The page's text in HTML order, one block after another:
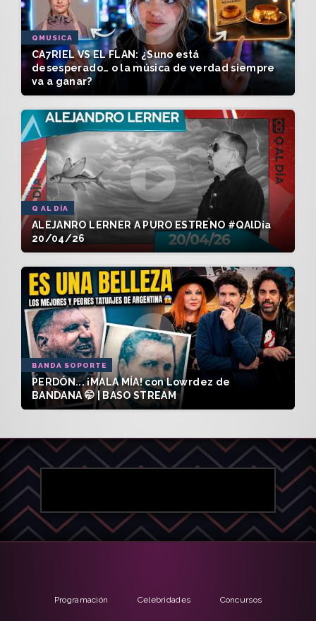
QMUSICA
CA7RIEL VS EL FLAN: ¿Suno está
desesperado… o la música de verdad siempre
va a ganar?
Q AL DÍA
ALEJANRO LERNER A PURO ESTRENO #QAlDía
20/04/26
BANDA SOPORTE
PERDÓN... ¡MALA MÍA! con Lowrdez de
BANDANA 🤭 | BASO STREAM
Programación Celebridades Concursos